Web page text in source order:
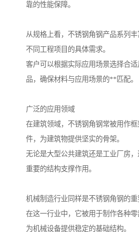
靠的性能保障。
从规格上看，不锈钢角钢产品系列
不同工程项目的具体需求。
客户可以根据实际应用场景选择合
品，确保材料与应用场景的**匹配。
广泛的应用领域
在建筑领域，不锈钢角钢常被用作
件，为建筑物提供坚实的骨架。
无论是大型公共建筑还是工业厂房
重要的结构支撑作用。
机械制造行业同样是不锈钢角钢的重
在这一行业中，它被用于制作各种零
为机械设备提供稳定的基础结构。